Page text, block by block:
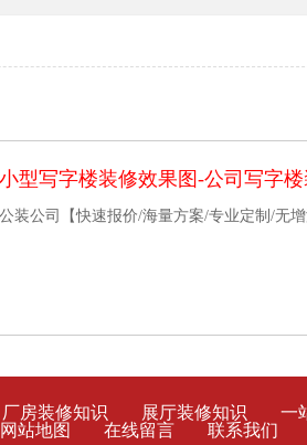
型写字楼装修效果图-公司写字
装公司【快速报价/海量方案/专业定制/无
厂房装修知识 展厅装修知识
一
网站地图 在线留言 联系我们